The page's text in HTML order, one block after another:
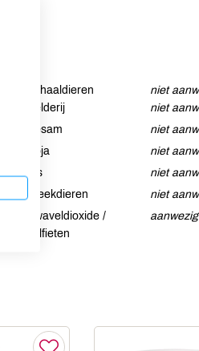
Schaaldieren
niet
Selderij
niet
Sesam
niet
Soja
niet
Vis
niet
Weekdieren
niet
Zwaveldioxide /
sulfieten
aanwezig